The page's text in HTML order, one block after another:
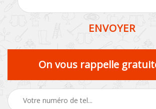
On vous rappelle